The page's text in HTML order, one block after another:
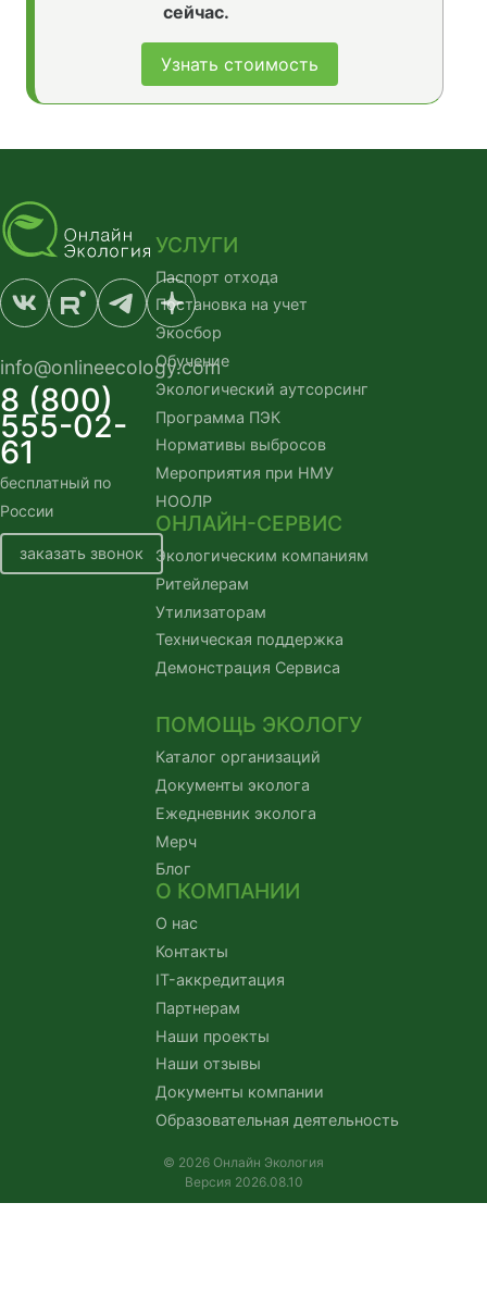
сейчас.
Узнать стоимость
info@onlineecology.com
8 (800)
555-02-
61
бесплатный по
России
заказать звонок
УСЛУГИ
Паспорт отхода
Постановка на учет
Экосбор
Обучение
Экологический аутсорсинг
Программа ПЭК
Нормативы выбросов
Мероприятия при НМУ
НООЛР
ОНЛАЙН-СЕРВИС
Экологическим компаниям
Ритейлерам
Утилизаторам
Техническая поддержка
Демонстрация Сервиса
ПОМОЩЬ ЭКОЛОГУ
Каталог организаций
Документы эколога
Ежедневник эколога
Мерч
Блог
О КОМПАНИИ
О нас
Контакты
IT-аккредитация
Партнерам
Наши проекты
Наши отзывы
Документы компании
Образовательная деятельность
© 2026 Онлайн Экология
Версия 2026.08.10